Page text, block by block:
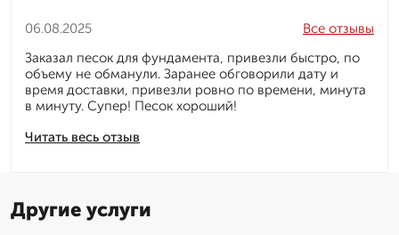
06.08.2025
Читать весь отзыв
Все отзывы
Заказал песок для фундамента, привезли быстро, по
объему не обманули. Заранее обговорили дату и
время доставки, привезли ровно по времени, минута
в минуту. Супер! Песок хороший!
Другие услуги